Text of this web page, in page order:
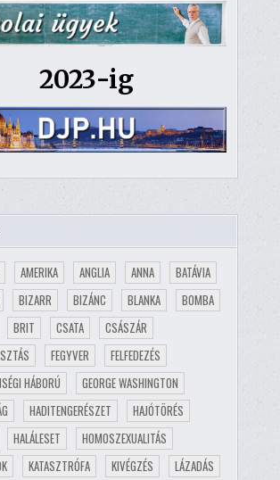
2023-ig
AMERIKA ANGLIA ANNA
BATÁVIA
BIZARR BIZÁNC BLANKA
BOMBA
BRIT CSATA
CSÁSZÁR
FEGYVER
FELFEDEZÉS
HÁBORÚ
GEORGE WASHINGTON
HADITENGERÉSZET
HAJÓTÖRÉS
HALÁLESET
HOMOSZEXUALITÁS
KATASZTRÓFA KIVÉGZÉS
LÁZADÁS